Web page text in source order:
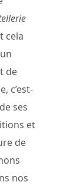
cela
de
c’est-
ses
et
de
nos